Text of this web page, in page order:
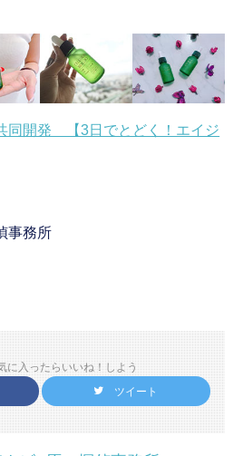
同開発 【3日でとどく！エイジ
事務所
に入ったらいいね！しよう
ツイート